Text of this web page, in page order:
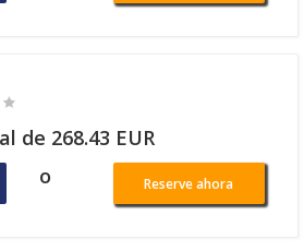
de 268.43 EUR
o Reserve ahora